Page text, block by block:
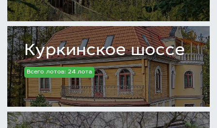
Куркинское шоссе
Всего лотов: 24 лота